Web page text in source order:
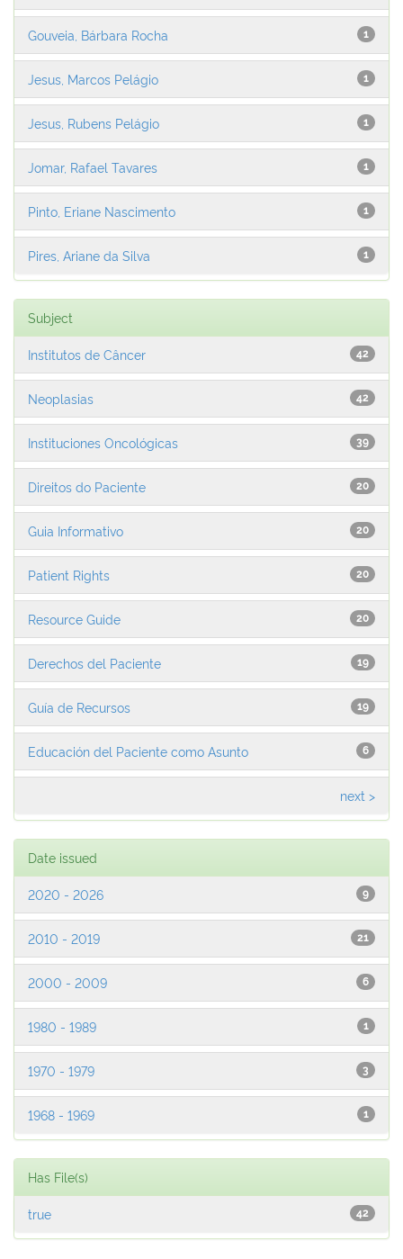
1
Gouveia, Bárbara Rocha
1
Jesus, Marcos Pelágio
1
Jesus, Rubens Pelágio
1
Jomar, Rafael Tavares
1
Pinto, Eriane Nascimento
1
Pires, Ariane da Silva
Subject
42
Institutos de Câncer
42
Neoplasias
39
Instituciones Oncológicas
20
Direitos do Paciente
20
Guia Informativo
20
Patient Rights
20
Resource Guide
19
Derechos del Paciente
19
Guía de Recursos
6
Educación del Paciente como Asunto
next >
Date issued
9
2020 - 2026
21
2010 - 2019
6
2000 - 2009
1
1980 - 1989
3
1970 - 1979
1
1968 - 1969
Has File(s)
42
true